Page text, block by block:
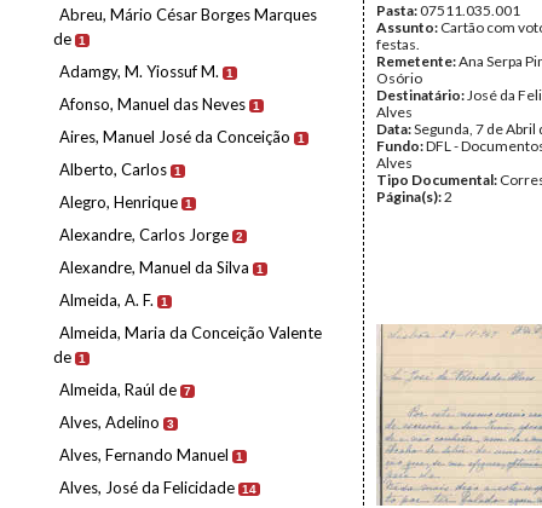
Abreu, Mário César Borges Marques
de 1
Adamgy, M. Yiossuf M. 1
Afonso, Manuel das Neves 1
Aires, Manuel José da Conceição 1
Alberto, Carlos 1
Alegro, Henrique 1
Alexandre, Carlos Jorge 2
Alexandre, Manuel da Silva 1
Almeida, A. F. 1
Almeida, Maria da Conceição Valente
de 1
Almeida, Raúl de 7
Alves, Adelino 3
Alves, Fernando Manuel 1
Alves, José da Felicidade 14
Pasta:07511.035.001
Assunto: Cartão com
festas.
Remetente:Ana Serpa
Osório
Destinatário:José da
Alves
Data:Segunda, 7 de Abril
Fundo:DFL -
Alves
Tipo Documental:
Página(s):2